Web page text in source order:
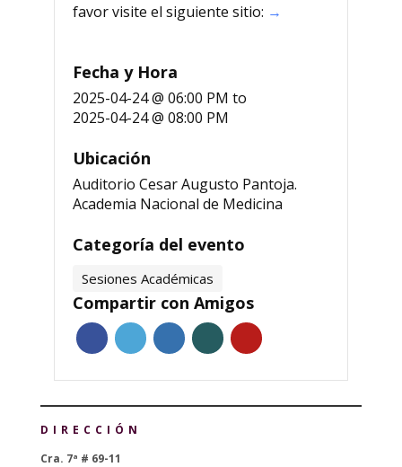
favor visite el siguiente sitio: →
Fecha y Hora
2025-04-24 @ 06:00 PM to
2025-04-24 @ 08:00 PM
Ubicación
Auditorio Cesar Augusto Pantoja.
Academia Nacional de Medicina
Categoría del evento
Sesiones Académicas
Compartir con Amigos
DIRECCIÓN
Cra. 7ª # 69-11